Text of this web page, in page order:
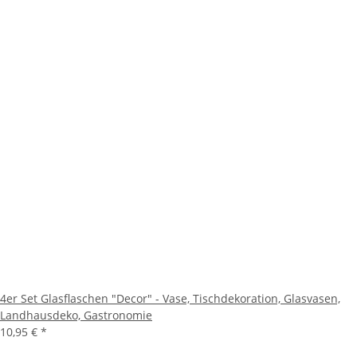
4er Set Glasflaschen "Decor" - Vase, Tischdekoration, Glasvasen,
Landhausdeko, Gastronomie
10,95 € *